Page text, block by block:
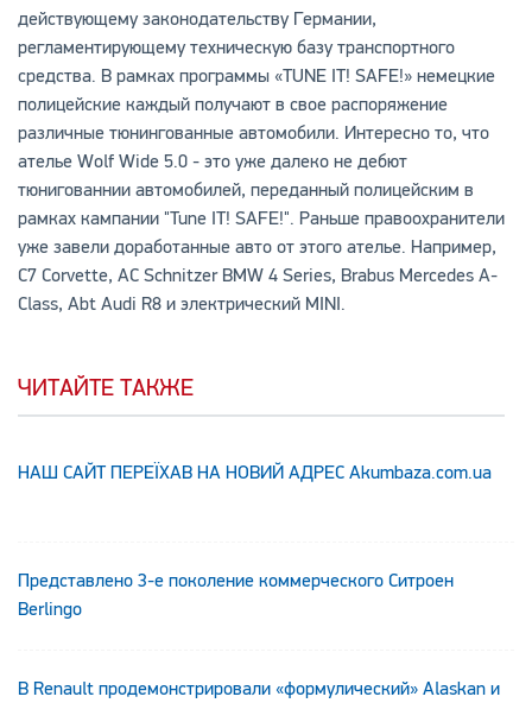
действующему законодательству Германии,
регламентирующему техническую базу транспортного
средства. В рамках программы «TUNE IT! SAFE!» немецкие
полицейские каждый получают в свое распоряжение
различные тюнингованные автомобили. Интересно то, что
ателье Wolf Wide 5.0 - это уже далеко не дебют
тюнигованнии автомобилей, переданный полицейским в
рамках кампании "Tune IT! SAFE!". Раньше правоохранители
уже завели доработанные авто от этого ателье. Например,
C7 Corvette, AC Schnitzer BMW 4 Series, Brabus Mercedes A-
Class, Abt Audi R8 и электрический MINI.
ЧИТАЙТЕ ТАКЖЕ
НАШ САЙТ ПЕРЕЇХАВ НА НОВИЙ АДРЕС Аkumbaza.com.ua
Представлено 3-е поколение коммерческого Ситроен
Berlingo
В Renault продемонстрировали «формулический» Alaskan и